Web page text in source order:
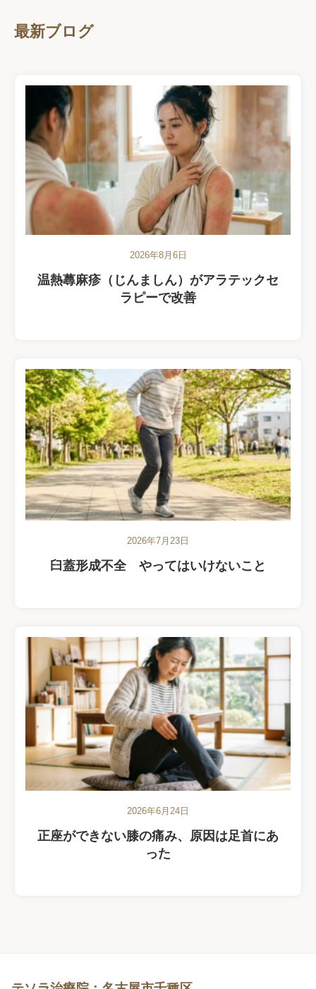
最新ブログ
2026年8月6日
温熱蕁麻疹（じんましん）がアラテックセ
ラピーで改善
2026年7月23日
臼蓋形成不全 やってはいけないこと
2026年6月24日
正座ができない膝の痛み、原因は足首にあ
った